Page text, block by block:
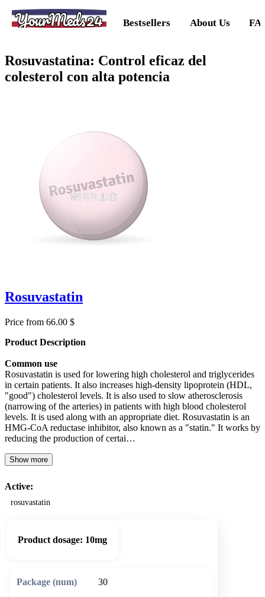
YourMeds24 Bestsellers About Us
Rosuvastatina: Control eficaz del
colesterol con alta potencia
Rosuvastatin
Price from 66.00 $
Product Description
Common use
Rosuvastatin is used for lowering high cholesterol and triglycerides
in certain patients. It also increases high-density lipoprotein (HDL,
"good") cholesterol levels. It is also used to slow atherosclerosis
(narrowing of the arteries) in patients with high blood cholesterol
levels. It is used along with an appropriate diet. Rosuvastatin is an
HMG-CoA reductase inhibitor, also known as a "statin." It works by
reducing the production of certai…
Show more
Active:
rosuvastatin
Product dosage: 10mg
30